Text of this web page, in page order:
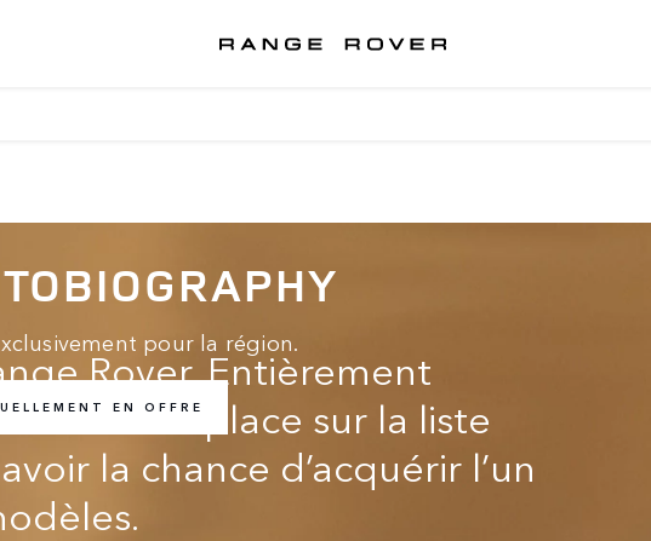
pour la région.
EN OFFRE
Rover. Entièrement
votre place sur la liste
la chance d’acquérir l’un